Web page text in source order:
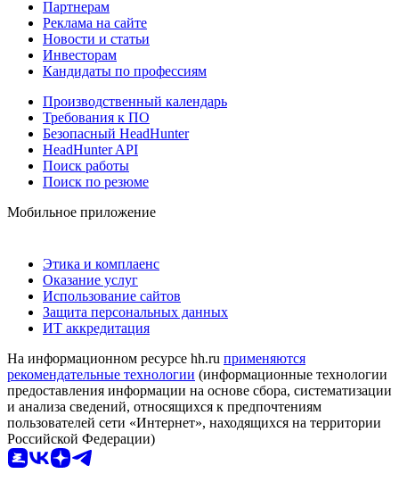
Партнерам
Реклама на сайте
Новости и статьи
Инвесторам
Кандидаты по профессиям
Производственный календарь
Требования к ПО
Безопасный HeadHunter
HeadHunter API
Поиск работы
Поиск по резюме
Мобильное приложение
Этика и комплаенс
Оказание услуг
Использование сайтов
Защита персональных данных
ИТ аккредитация
На информационном ресурсе hh.ru применяются
рекомендательные технологии (информационные технологии
предоставления информации на основе сбора, систематизации
и анализа сведений, относящихся к предпочтениям
пользователей сети «Интернет», находящихся на территории
Российской Федерации)